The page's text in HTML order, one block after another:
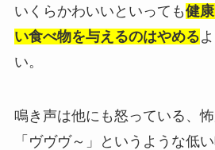
いくらかわいいといっても健
い食べ物を与えるのはやめる
い。
鳴き声は他にも怒っている、
「ヴヴヴ～」というような低